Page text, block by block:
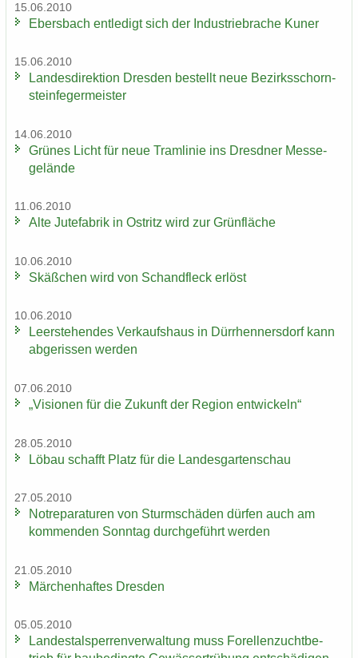
15.06.2010
Ebers­bach ent­le­digt sich der In­dus­trie­bra­che Kuner
15.06.2010
Lan­des­di­rek­ti­on Dres­den be­stellt neue Be­zirks­schorn­
stein­fe­ger­meis­ter
14.06.2010
Grü­nes Licht für neue Tram­li­nie ins Dresd­ner Mes­se­
ge­län­de
11.06.2010
Alte Ju­te­fa­brik in Ost­ritz wird zur Grün­flä­che
10.06.2010
Skäß­chen wird von Schand­fleck er­löst
10.06.2010
Leer­ste­hen­des Ver­kaufs­haus in Dürr­hen­ners­dorf kann
ab­ge­ris­sen wer­den
07.06.2010
„Vi­sio­nen für die Zu­kunft der Re­gi­on ent­wi­ckeln“
28.05.2010
Löbau schafft Platz für die Lan­des­gar­ten­schau
27.05.2010
Not­re­pa­ra­tu­ren von Sturm­schä­den dür­fen auch am
kom­men­den Sonn­tag durch­ge­führt wer­den
21.05.2010
Mär­chen­haf­tes Dres­den
05.05.2010
Lan­des­tal­sper­ren­ver­wal­tung muss Fo­rel­len­zucht­be­